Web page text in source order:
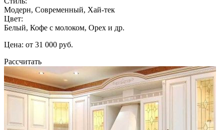
Модерн, Современный, Хай-тек
Цвет:
Белый, Кофе с молоком, Орех и др.
Цена: от 31 000 руб.
Рассчитать